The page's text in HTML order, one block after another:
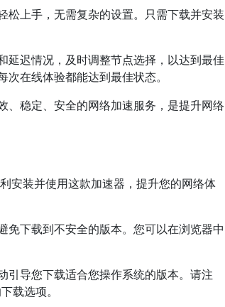
松上手，无需复杂的设置。只需下载并安装
延迟情况，及时调整节点选择，以达到最佳
在线体验都能达到最佳状态。
、稳定、安全的网络加速服务，是提升网络
安装并使用这款加速器，提升您的网络体
下载到不安全的版本。您可以在浏览器中
引导您下载适合您操作系统的版本。请注
载选项。